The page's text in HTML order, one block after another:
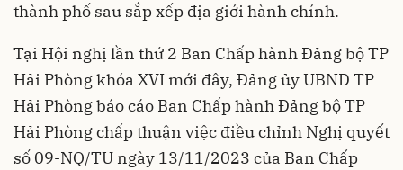
thành phố sau sắp xếp địa giới hành chính.
Tại Hội nghị lần thứ 2 Ban Chấp hành Đảng bộ TP
Hải Phòng khóa XVI mới đây, Đảng ủy UBND TP
Hải Phòng báo cáo Ban Chấp hành Đảng bộ TP
Hải Phòng chấp thuận việc điều chỉnh Nghị quyết
số 09-NQ/TU ngày 13/11/2023 của Ban Chấp